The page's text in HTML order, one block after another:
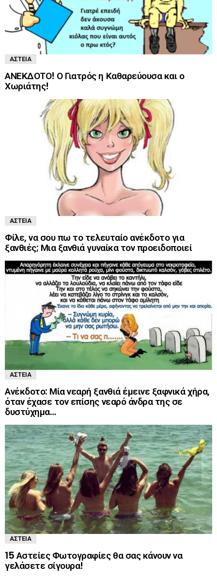
ΑΣΤΕΊΑ
ΑΝΕΚΔΟΤΟ! Ο Γιατρός η Καθαρεύουσα και ο
Χωριάτης!
ΑΣΤΕΊΑ
Φίλε, να σου πω το τελευταίο ανέκδοτο για
ξανθιές; Μια ξανθιά γυναίκα τον προειδοποιεί
ΑΣΤΕΊΑ
Ανέκδοτο: Μία νεαρή ξανθιά έμεινε ξαφνικά χήρα,
όταν έχασε τον επίσης νεαρό άνδρα της σε
δυστύχημα…
ΑΣΤΕΊΑ
15 Αστείες Φωτογραφίες θα σας κάνουν να
γελάσετε σίγουρα!